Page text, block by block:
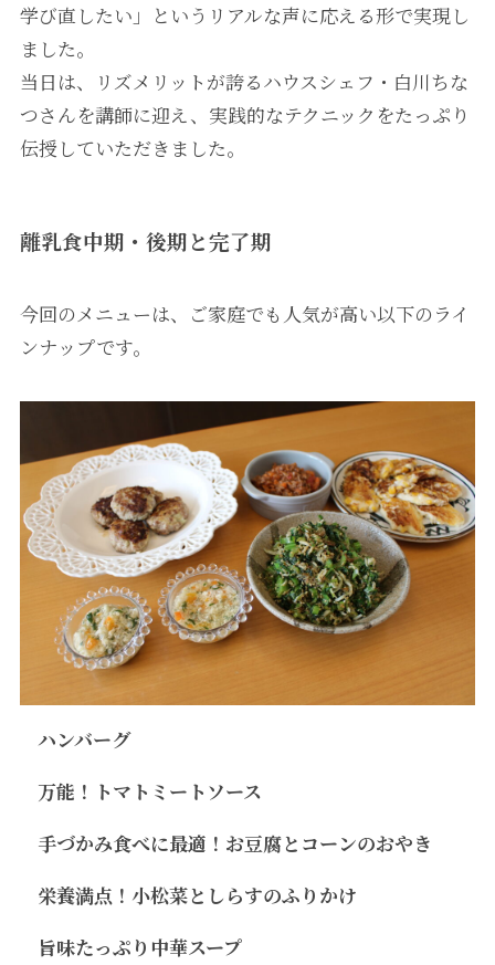
学び直したい」というリアルな声に応える形で実現し
ました。
当日は、リズメリットが誇るハウスシェフ・白川ちな
つさんを講師に迎え、実践的なテクニックをたっぷり
伝授していただきました。
離乳食中期・後期と完了期
今回のメニューは、ご家庭でも人気が高い以下のライ
ンナップです。
ハンバーグ
万能！トマトミートソース
手づかみ食べに最適！お豆腐とコーンのおやき
栄養満点！小松菜としらすのふりかけ
旨味たっぷり中華スープ